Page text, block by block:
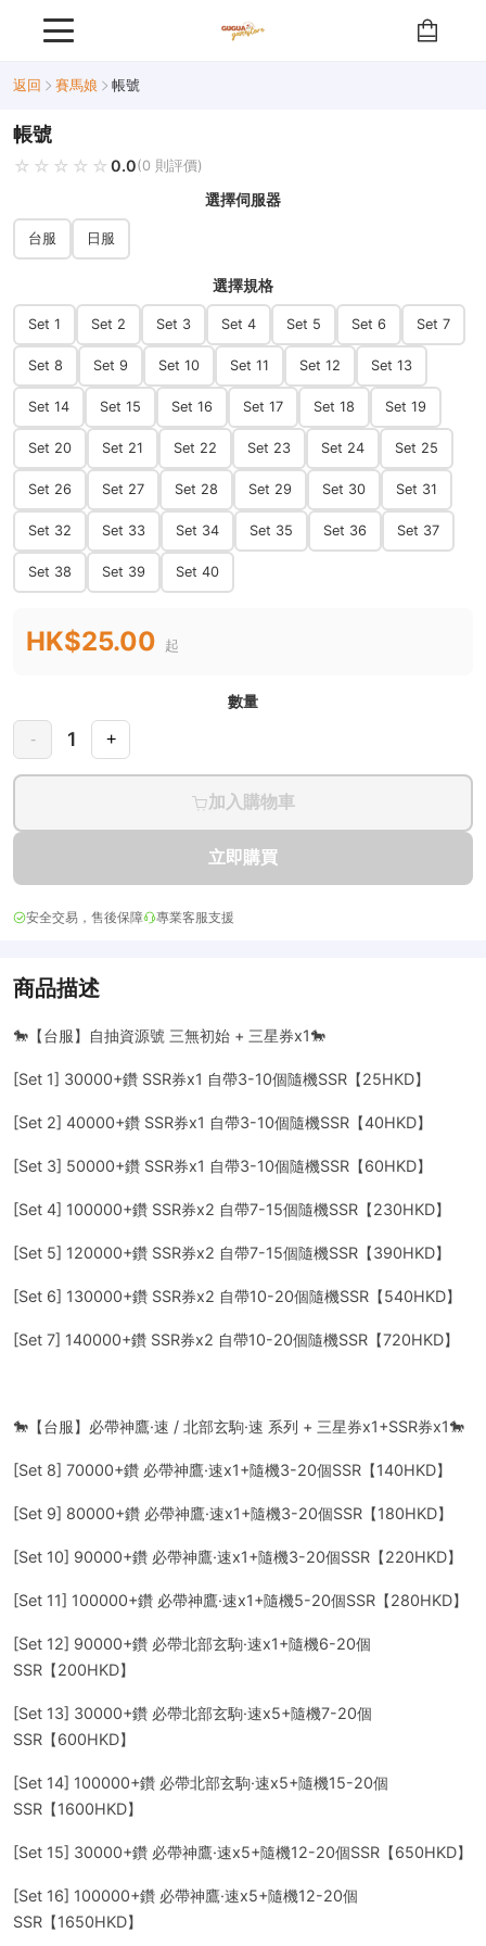
返回 賽馬娘 帳號
帳號
☆☆☆☆☆
★★★★★ 0.0(0 則評價)
選擇伺服器
台服 日服
選擇規格
Set 1 Set 2 Set 3 Set 4 Set 5 Set 6 Set 7
Set 8 Set 9 Set 10 Set 11 Set 12 Set 13
Set 14 Set 15 Set 16 Set 17 Set 18 Set 19
Set 20 Set 21 Set 22 Set 23 Set 24 Set 25
Set 26 Set 27 Set 28 Set 29 Set 30 Set 31
Set 32 Set 33 Set 34 Set 35 Set 36 Set 37
Set 38 Set 39 Set 40
HK$25.00 起
數量
- 1 +
加入購物車
立即購買
安全交易，售後保障 專業客服支援
商品描述
🐎【台服】自抽資源號 三無初始 + 三星券x1🐎
[Set 1] 30000+鑽 SSR券x1 自帶3-10個隨機SSR【25HKD】
[Set 2] 40000+鑽 SSR券x1 自帶3-10個隨機SSR【40HKD】
[Set 3] 50000+鑽 SSR券x1 自帶3-10個隨機SSR【60HKD】
[Set 4] 100000+鑽 SSR券x2 自帶7-15個隨機SSR【230HKD】
[Set 5] 120000+鑽 SSR券x2 自帶7-15個隨機SSR【390HKD】
[Set 6] 130000+鑽 SSR券x2 自帶10-20個隨機SSR【540HKD】
[Set 7] 140000+鑽 SSR券x2 自帶10-20個隨機SSR【720HKD】
🐎【台服】必帶神鷹·速 / 北部玄駒·速 系列 + 三星券x1+SSR券x1🐎
[Set 8] 70000+鑽 必帶神鷹·速x1+隨機3-20個SSR【140HKD】
[Set 9] 80000+鑽 必帶神鷹·速x1+隨機3-20個SSR【180HKD】
[Set 10] 90000+鑽 必帶神鷹·速x1+隨機3-20個SSR【220HKD】
[Set 11] 100000+鑽 必帶神鷹·速x1+隨機5-20個SSR【280HKD】
[Set 12] 90000+鑽 必帶北部玄駒·速x1+隨機6-20個
SSR【200HKD】
[Set 13] 30000+鑽 必帶北部玄駒·速x5+隨機7-20個
SSR【600HKD】
[Set 14] 100000+鑽 必帶北部玄駒·速x5+隨機15-20個
SSR【1600HKD】
[Set 15] 30000+鑽 必帶神鷹·速x5+隨機12-20個SSR【650HKD】
[Set 16] 100000+鑽 必帶神鷹·速x5+隨機12-20個
SSR【1650HKD】